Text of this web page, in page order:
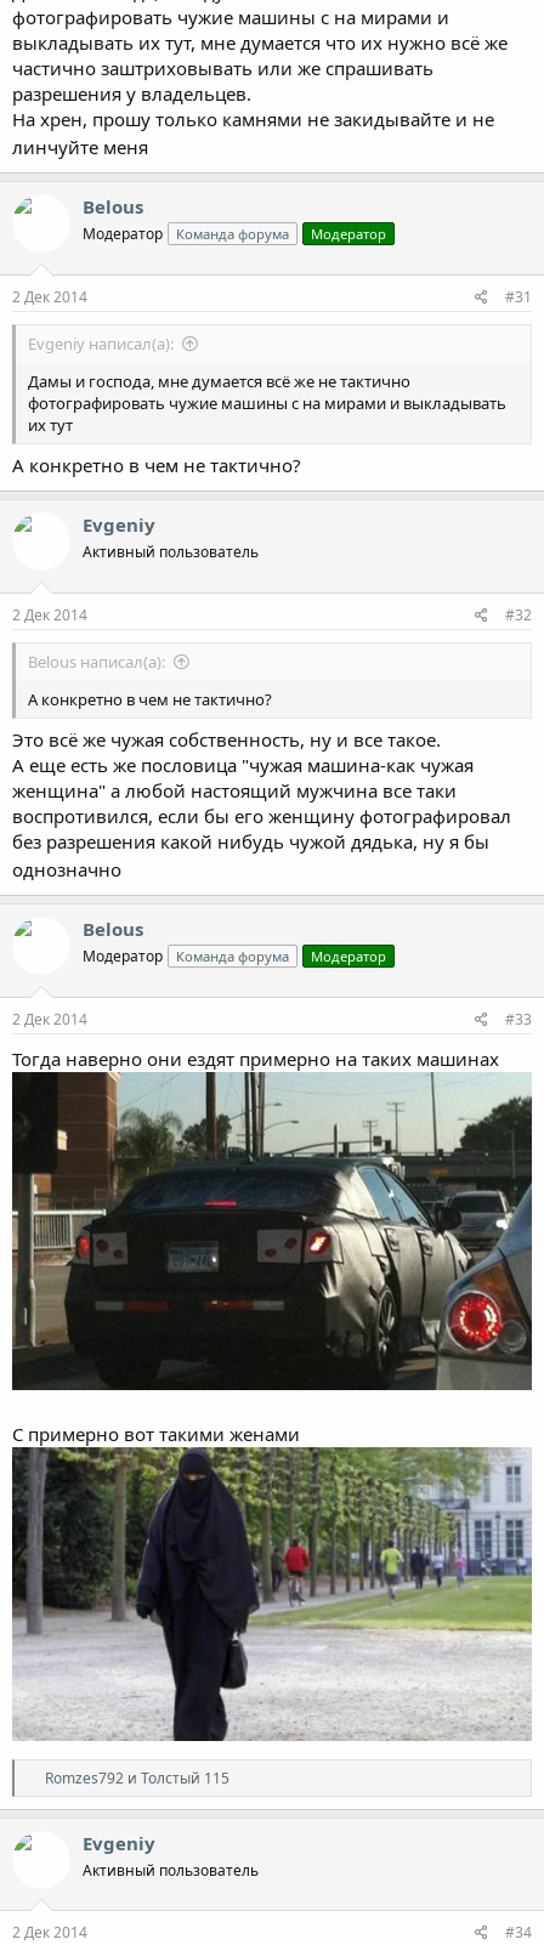
фотографировать чужие машины с на мирами и
выкладывать их тут, мне думается что их нужно всё же
частично заштриховывать или же спрашивать
разрешения у владельцев.
На хрен, прошу только камнями не закидывайте и не
линчуйте меня
Belous
Модератор Команда форума Модератор
2 Дек 2014 #31
Evgeniy написал(а):
Дамы и господа, мне думается всё же не тактично
фотографировать чужие машины с на мирами и выкладывать
их тут
А конкретно в чем не тактично?
Evgeniy
Активный пользователь
2 Дек 2014 #32
Belous написал(а):
А конкретно в чем не тактично?
Это всё же чужая собственность, ну и все такое.
А еще есть же пословица "чужая машина-как чужая
женщина" а любой настоящий мужчина все таки
воспротивился, если бы его женщину фотографировал
без разрешения какой нибудь чужой дядька, ну я бы
однозначно
Belous
Модератор Команда форума Модератор
2 Дек 2014 #33
Тогда наверно они ездят примерно на таких машинах
С примерно вот такими женами
Р
е
а
:
Romzes792 и Толстый 115
Evgeniy
Активный пользователь
2 Дек 2014 #34